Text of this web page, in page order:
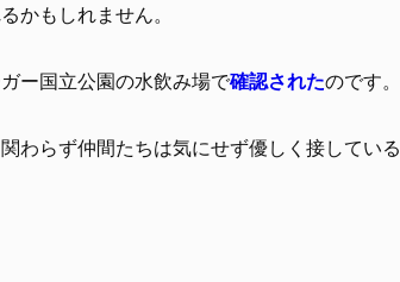
かもしれません。
ー国立公園の水飲み場で確認されたのです。
わらず仲間たちは気にせず優しく接している